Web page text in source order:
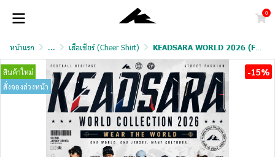
0
หน้าแรก ... เสื้อเชียร์ (Cheer Shirt) KEADSARA WORLD 2026 (FAN VERSION)
สินค้าใหม่
สั่งจองล่วงหน้า
-15%